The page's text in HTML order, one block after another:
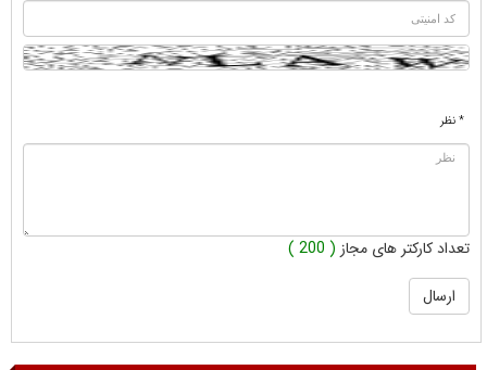
* نظر
تعداد کارکتر های مجاز ( 200 )